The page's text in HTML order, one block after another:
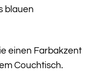
blauen
einen Farbakzent
Couchtisch.